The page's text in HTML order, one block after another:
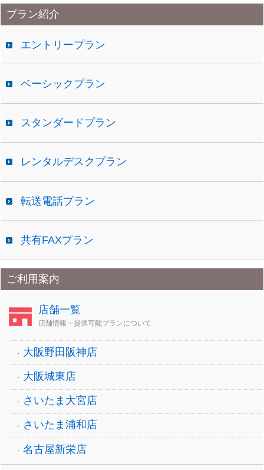
カ
イプラン紹介
エントリープラン
ベーシックプラン
スタンダードプラン
レンタルデスクプラン
転送電話プラン
共有FAXプラン
ご利用案内
店舗一覧
店舗情報・提供可能プランについて
大阪野田阪神店
大阪城東店
さいたま大宮店
さいたま浦和店
名古屋新栄店